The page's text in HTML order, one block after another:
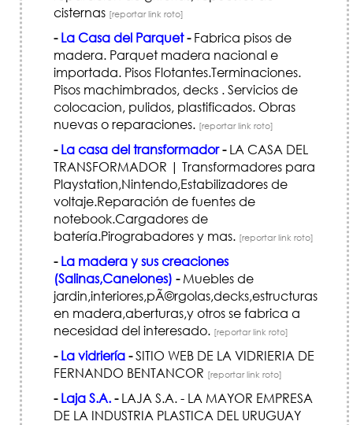
cisternas [reportar link roto]
- La Casa del Parquet-Fabrica pisos de
madera. Parquet madera nacional e
importada. Pisos Flotantes.Terminaciones.
Pisos machimbrados, decks . Servicios de
colocacion, pulidos, plastificados. Obras
nuevas o reparaciones. [reportar link roto]
- La casa del transformador-LA CASA DEL
TRANSFORMADOR | Transformadores para
Playstation,Nintendo,Estabilizadores de
voltaje.Reparación de fuentes de
notebook.Cargadores de
batería.Pirograbadores y mas. [reportar link roto]
- La madera y sus creaciones
(Salinas,Canelones) -Muebles de
jardin,interiores,pÃ©rgolas,decks,estructuras
en madera,aberturas,y otros se fabrica a
necesidad del interesado. [reportar link roto]
- La vidriería-SITIO WEB DE LA VIDRIERIA DE
FERNANDO BENTANCOR [reportar link roto]
- Laja S.A.-LAJA S.A. - LA MAYOR EMPRESA
DE LA INDUSTRIA PLASTICA DEL URUGUAY